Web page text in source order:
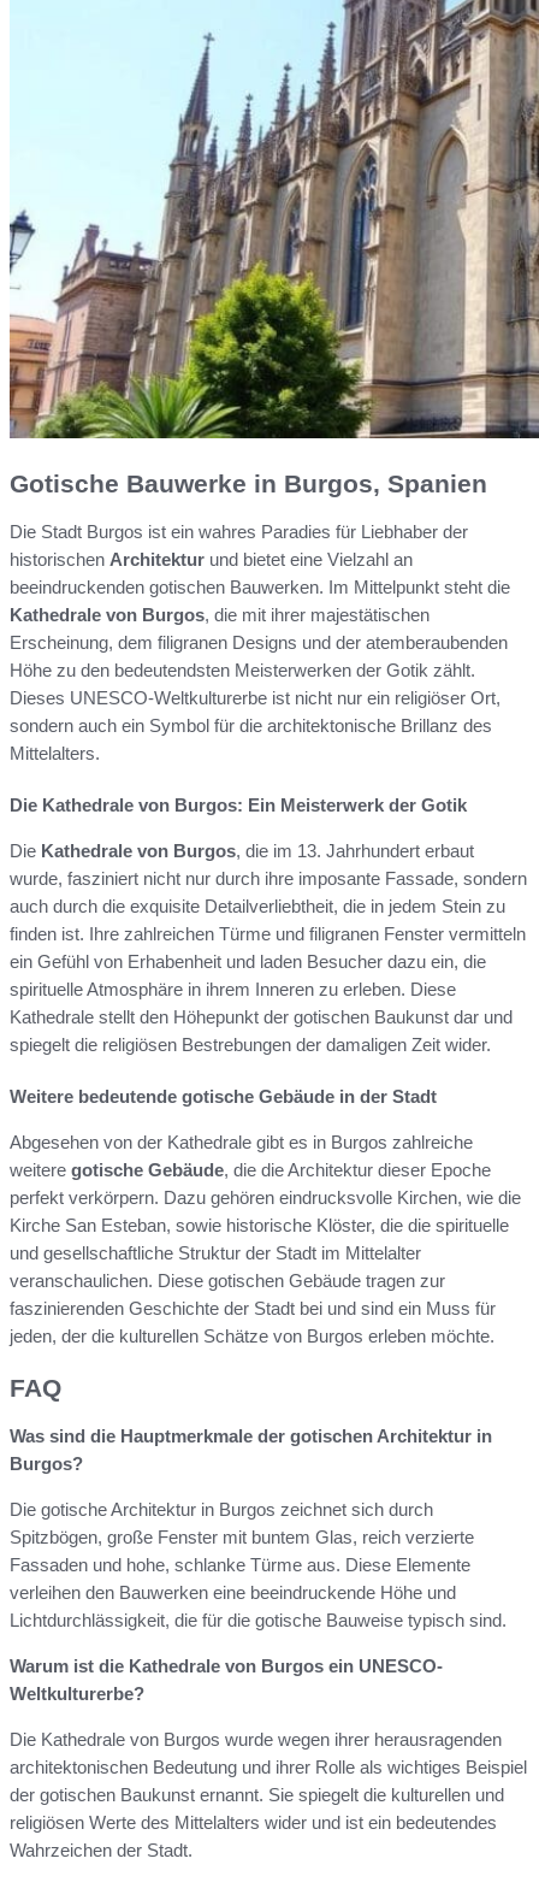
Gotische Bauwerke in Burgos, Spanien
Die Stadt Burgos ist ein wahres Paradies für Liebhaber der
historischen Architektur und bietet eine Vielzahl an
beeindruckenden gotischen Bauwerken. Im Mittelpunkt steht die
Kathedrale von Burgos, die mit ihrer majestätischen
Erscheinung, dem filigranen Designs und der atemberaubenden
Höhe zu den bedeutendsten Meisterwerken der Gotik zählt.
Dieses UNESCO-Weltkulturerbe ist nicht nur ein religiöser Ort,
sondern auch ein Symbol für die architektonische Brillanz des
Mittelalters.
Die Kathedrale von Burgos: Ein Meisterwerk der Gotik
Die Kathedrale von Burgos, die im 13. Jahrhundert erbaut
wurde, fasziniert nicht nur durch ihre imposante Fassade, sondern
auch durch die exquisite Detailverliebtheit, die in jedem Stein zu
finden ist. Ihre zahlreichen Türme und filigranen Fenster vermitteln
ein Gefühl von Erhabenheit und laden Besucher dazu ein, die
spirituelle Atmosphäre in ihrem Inneren zu erleben. Diese
Kathedrale stellt den Höhepunkt der gotischen Baukunst dar und
spiegelt die religiösen Bestrebungen der damaligen Zeit wider.
Weitere bedeutende gotische Gebäude in der Stadt
Abgesehen von der Kathedrale gibt es in Burgos zahlreiche
weitere gotische Gebäude, die die Architektur dieser Epoche
perfekt verkörpern. Dazu gehören eindrucksvolle Kirchen, wie die
Kirche San Esteban, sowie historische Klöster, die die spirituelle
und gesellschaftliche Struktur der Stadt im Mittelalter
veranschaulichen. Diese gotischen Gebäude tragen zur
faszinierenden Geschichte der Stadt bei und sind ein Muss für
jeden, der die kulturellen Schätze von Burgos erleben möchte.
FAQ
Was sind die Hauptmerkmale der gotischen Architektur in
Burgos?
Die gotische Architektur in Burgos zeichnet sich durch
Spitzbögen, große Fenster mit buntem Glas, reich verzierte
Fassaden und hohe, schlanke Türme aus. Diese Elemente
verleihen den Bauwerken eine beeindruckende Höhe und
Lichtdurchlässigkeit, die für die gotische Bauweise typisch sind.
Warum ist die Kathedrale von Burgos ein UNESCO-
Weltkulturerbe?
Die Kathedrale von Burgos wurde wegen ihrer herausragenden
architektonischen Bedeutung und ihrer Rolle als wichtiges Beispiel
der gotischen Baukunst ernannt. Sie spiegelt die kulturellen und
religiösen Werte des Mittelalters wider und ist ein bedeutendes
Wahrzeichen der Stadt.